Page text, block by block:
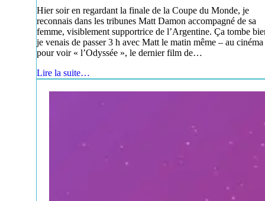
Hier soir en regardant la finale de la Coupe du Monde, je
reconnais dans les tribunes Matt Damon accompagné de sa
femme, visiblement supportrice de l’Argentine. Ça tombe
je venais de passer 3 h avec Matt le matin même – au cinéma
pour voir « l’Odyssée », le dernier film de…
Lire la suite…